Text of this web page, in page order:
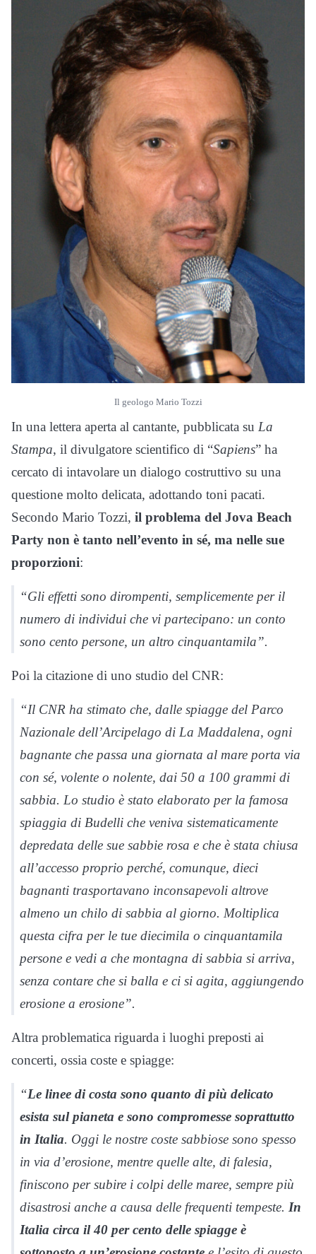
Il geologo Mario Tozzi
In una lettera aperta al cantante, pubblicata su La
Stampa, il divulgatore scientifico di “Sapiens” ha
cercato di intavolare un dialogo costruttivo su una
questione molto delicata, adottando toni pacati.
Secondo Mario Tozzi, il problema del Jova Beach
Party non è tanto nell’evento in sé, ma nelle sue
proporzioni:
“Gli effetti sono dirompenti, semplicemente per il
numero di individui che vi partecipano: un conto
sono cento persone, un altro cinquantamila”.
Poi la citazione di uno studio del CNR:
“Il CNR ha stimato che, dalle spiagge del Parco
Nazionale dell’Arcipelago di La Maddalena, ogni
bagnante che passa una giornata al mare porta via
con sé, volente o nolente, dai 50 a 100 grammi di
sabbia. Lo studio è stato elaborato per la famosa
spiaggia di Budelli che veniva sistematicamente
depredata delle sue sabbie rosa e che è stata chiusa
all’accesso proprio perché, comunque, dieci
bagnanti trasportavano inconsapevoli altrove
almeno un chilo di sabbia al giorno. Moltiplica
questa cifra per le tue diecimila o cinquantamila
persone e vedi a che montagna di sabbia si arriva,
senza contare che si balla e ci si agita, aggiungendo
erosione a erosione”.
Altra problematica riguarda i luoghi preposti ai
concerti, ossia coste e spiagge:
“Le linee di costa sono quanto di più delicato
esista sul pianeta e sono compromesse soprattutto
in Italia. Oggi le nostre coste sabbiose sono spesso
in via d’erosione, mentre quelle alte, di falesia,
finiscono per subire i colpi delle maree, sempre più
disastrosi anche a causa delle frequenti tempeste. In
Italia circa il 40 per cento delle spiagge è